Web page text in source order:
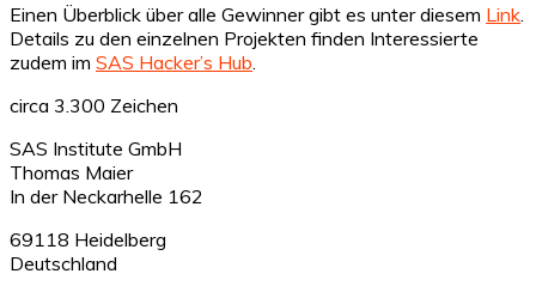
Einen Überblick über alle Gewinner gibt es unter diesem Link
Details zu den einzelnen Projekten finden Interessierte
zudem im SAS Hacker’s Hub
circa 3.300 Zeichen
SAS Institute GmbH
Thomas Maier
In der Neckarhelle 162
69118 Heidelberg
Deutschland